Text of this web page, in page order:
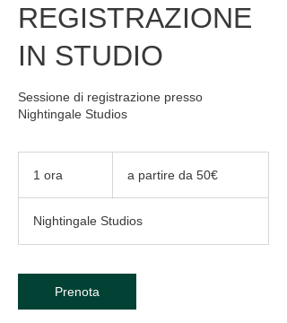
REGISTRAZIONE
IN STUDIO
Sessione di registrazione presso
Nightingale Studios
1 ora a partire da 50€
Nightingale Studios
Prenota